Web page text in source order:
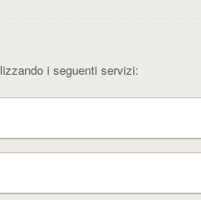
i seguenti servizi: